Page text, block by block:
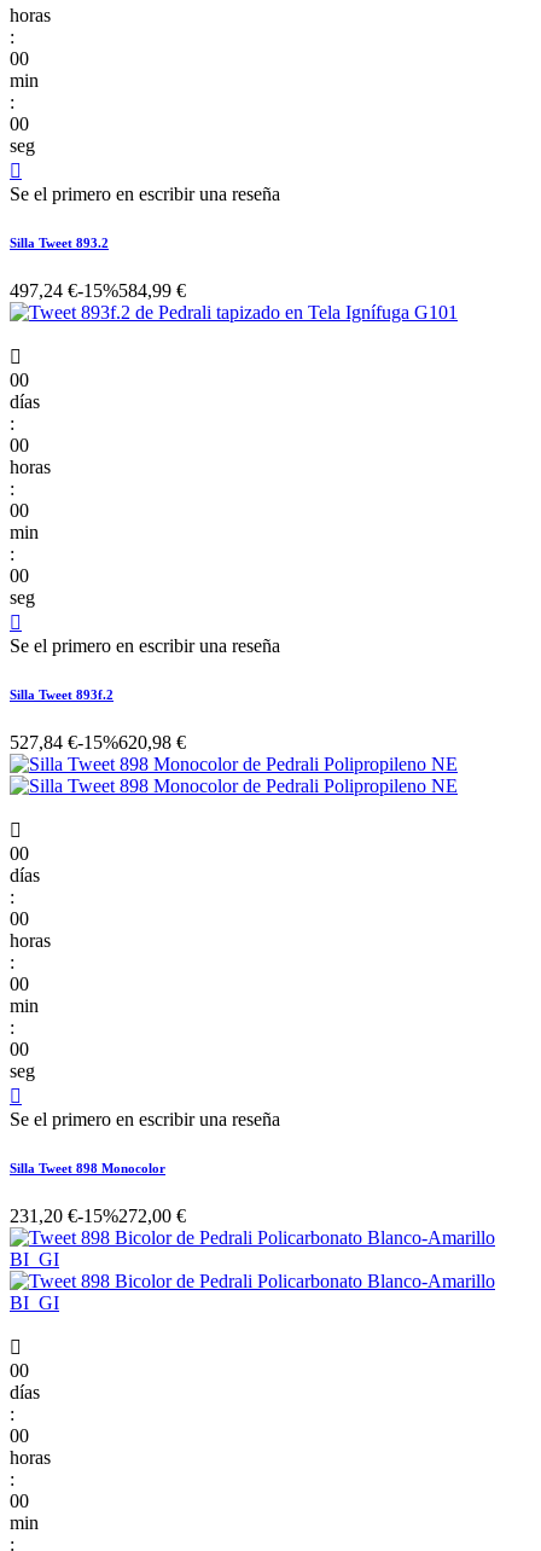
horas
:
00
min
:
00
seg

Se el primero en escribir una reseña
Silla Tweet 893.2
497,24 €-15%584,99 €

00
días
:
00
horas
:
00
min
:
00
seg

Se el primero en escribir una reseña
Silla Tweet 893f.2
527,84 €-15%620,98 €

00
días
:
00
horas
:
00
min
:
00
seg

Se el primero en escribir una reseña
Silla Tweet 898 Monocolor
231,20 €-15%272,00 €

00
días
:
00
horas
:
00
min
: